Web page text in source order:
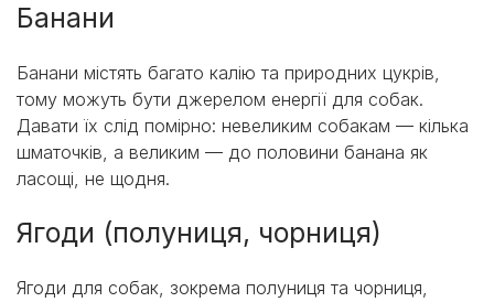
Банани
Банани містять багато калію та природних цукрів,
тому можуть бути джерелом енергії для собак.
Давати їх слід помірно: невеликим собакам — кілька
шматочків, а великим — до половини банана як
ласощі, не щодня.
Ягоди (полуниця, чорниця)
Ягоди для собак, зокрема полуниця та чорниця,